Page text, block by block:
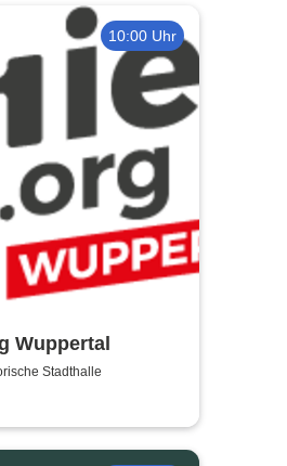
10:00 Uhr
Wuppertal
Stadthalle